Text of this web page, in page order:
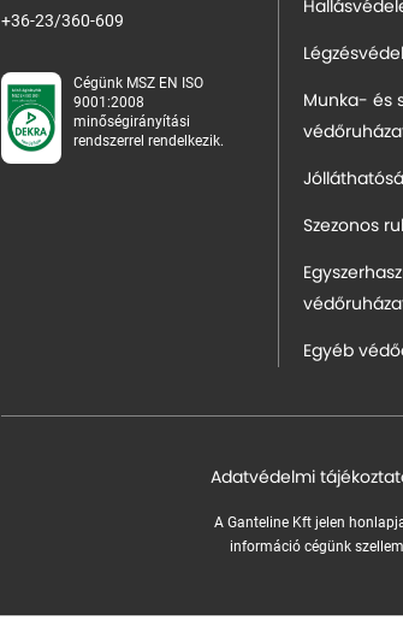
+36-23/360-609
Cégünk MSZ EN ISO
9001:2008
minőségirányítási
rendszerrel rendelkezik.
Munka- és
Szezonos
Egyéb
Adatvédelmi
A Ganteline Kft jelen
információ cégünk